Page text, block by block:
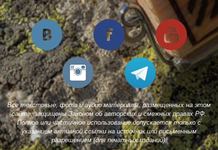
Все текстовые, фото и аудио материалы, размещенных на этом
сайте, защищены Законом об авторских и смежных правах РФ.
Полное или частичное использование допускается только с
указанием активной ссылки на источник или письменным
разрешением (для печатных изданий).